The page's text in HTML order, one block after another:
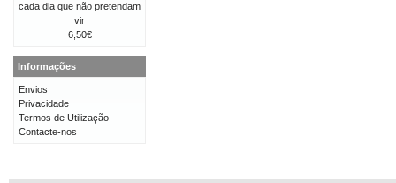
cada dia que não pretendam
vir
6,50€
Informações
Envios
Privacidade
Termos de Utilização
Contacte-nos